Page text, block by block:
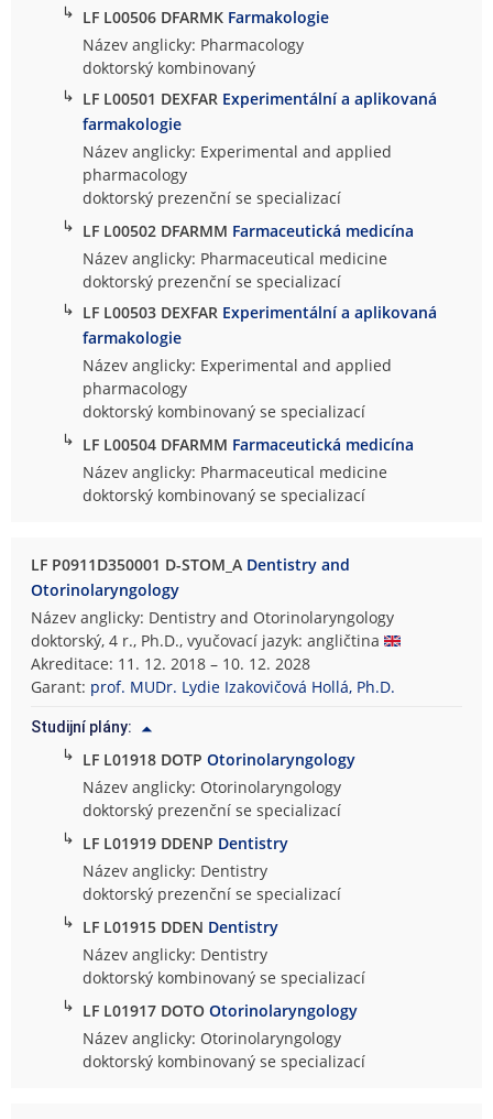
↳ LF L00506 DFARMK Farmakologie
Název anglicky: Pharmacology
doktorský kombinovaný
↳ LF L00501 DEXFAR Experimentální a aplikovaná
farmakologie
Název anglicky: Experimental and applied
pharmacology
doktorský prezenční se specializací
↳ LF L00502 DFARMM Farmaceutická medicína
Název anglicky: Pharmaceutical medicine
doktorský prezenční se specializací
↳ LF L00503 DEXFAR Experimentální a aplikovaná
farmakologie
Název anglicky: Experimental and applied
pharmacology
doktorský kombinovaný se specializací
↳ LF L00504 DFARMM Farmaceutická medicína
Název anglicky: Pharmaceutical medicine
doktorský kombinovaný se specializací
LF P0911D350001 D-STOM_A Dentistry and
Otorinolaryngology
Název anglicky: Dentistry and Otorinolaryngology
doktorský, 4 r., Ph.D., vyučovací jazyk: angličtina
Akreditace: 11. 12. 2018 – 10. 12. 2028
Garant: prof. MUDr. Lydie Izakovičová Hollá, Ph.D.
Studijní plány:
↳ LF L01918 DOTPOtorinolaryngology
Název anglicky: Otorinolaryngology
doktorský prezenční se specializací
↳ LF L01919 DDENP Dentistry
Název anglicky: Dentistry
doktorský prezenční se specializací
↳ LF L01915 DDEN Dentistry
Název anglicky: Dentistry
doktorský kombinovaný se specializací
↳ LF L01917 DOTOOtorinolaryngology
Název anglicky: Otorinolaryngology
doktorský kombinovaný se specializací